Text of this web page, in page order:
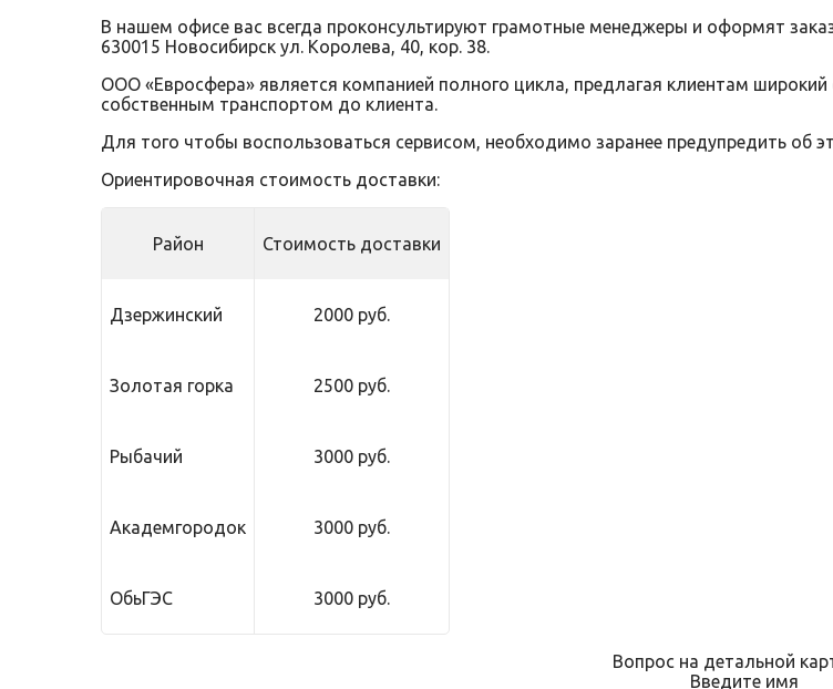
В нашем офисе вас всегда проконсультируют грамотные менеджеры и оформят
630015 Новосибирск ул. Королева, 40, кор. 38.
ООО «Евросфера» является компанией полного цикла, предлагая клиентам
собственным транспортом до клиента.
Для того чтобы воспользоваться сервисом, необходимо заранее предупредить об
Ориентировочная стоимость доставки:
Район Стоимость доставки
Дзержинский 2000 руб.
Золотая горка 2500 руб.
Рыбачий 3000 руб.
Академгородок 3000 руб.
ОбьГЭС 3000 руб.
Вопрос на детальной
Введите имя